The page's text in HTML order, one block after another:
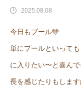
2025.08.08
今日もプール🩵
単にプールといって
に入りたい〜と喜ん
長を感じたりもしま